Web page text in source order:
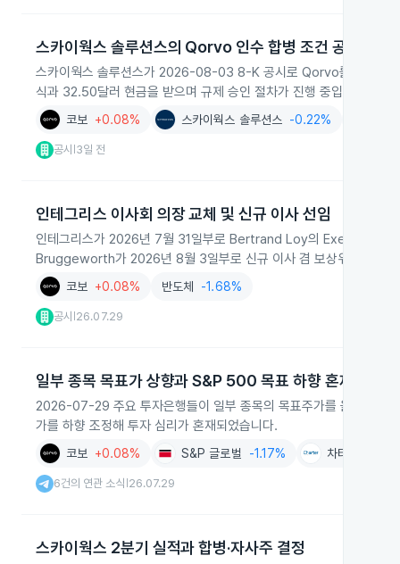
스카이웍스 솔루션스의 Qorvo 인수 합병 조건 공개
스카이웍스 솔루션스가 2026-08-03 8-K 공시로 Qorvo를 완전 자
식과 32.50달러 현금을 받으며 규제 승인 절차가 진행 중입니다.
코보 +0.08% 스카이웍스 솔루션스 -0.22%
공시 3일 전
인테그리스 이사회 의장 교체 및 신규 이사 선임
인테그리스가 2026년 7월 31일부로 Bertrand Loy의 Executive
Bruggeworth가 2026년 8월 3일부로 신규 이사 겸 보상위원회 위원
코보 +0.08% 반도체 -1.68%
공시 26.07.29
일부 종목 목표가 상향과 S&P 500 목표 하향 혼재
2026-07-29 주요 투자은행들이 일부 종목의 목표주가를 올려 전반
가를 하향 조정해 투자 심리가 혼재되었습니다.
코보 +0.08% S&P 글로벌 -1.17% 차터 커뮤니케
6건의 연관 소식 26.07.29
스카이웍스 2분기 실적과 합병·자사주 결정